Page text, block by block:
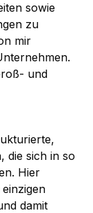
sowie
zu
mir
und
die sich in so
Hier
damit